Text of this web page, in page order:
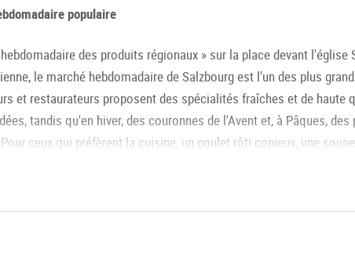
populaire
des produits régionaux » sur la place devant
le marché hebdomadaire de Salzbourg est l'un des plus
et restaurateurs proposent des spécialités fraîches et de haute
tandis qu'en hiver, des couronnes de l'Avent et, à Pâques,
ceux qui préfèrent la cuisine, un poulet rôti copieux, une